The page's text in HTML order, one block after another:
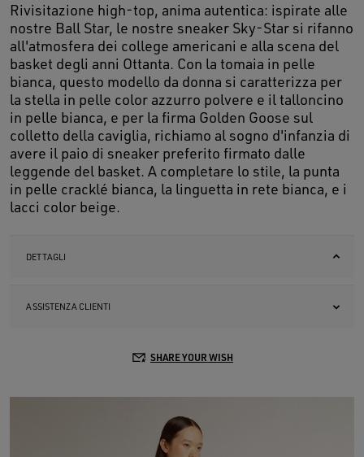
Rivisitazione high-top, anima autentica: ispirate alle
nostre Ball Star, le nostre sneaker Sky-Star si rifanno
all'atmosfera dei college americani e alla scena del
basket degli anni Ottanta. Con la tomaia in pelle
bianca, questo modello da donna si caratterizza per
la stella in pelle color azzurro polvere e il talloncino
in pelle bianca, e per la firma Golden Goose sul
colletto della caviglia, richiamo al sogno d'infanzia di
avere il paio di sneaker preferito firmato dalle
leggende del basket. A completare lo stile, la punta
in pelle cracklé bianca, la linguetta in rete bianca, e i
lacci color beige.
DETTAGLI
ASSISTENZA CLIENTI
SHARE YOUR WISH